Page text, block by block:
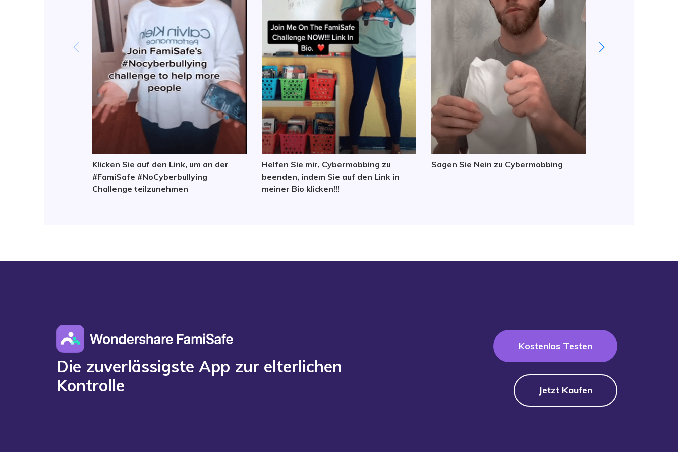
Klicken Sie auf den Link, um an der
#FamiSafe #NoCyberbullying
Challenge teilzunehmen
Helfen Sie mir, Cybermobbing zu
beenden, indem Sie auf den Link in
meiner Bio klicken!!!
Sagen Sie Nein zu Cybermobbing
Die zuverlässigste App zur elterlichen
Kontrolle
Kostenlos Testen
Jetzt Kaufen